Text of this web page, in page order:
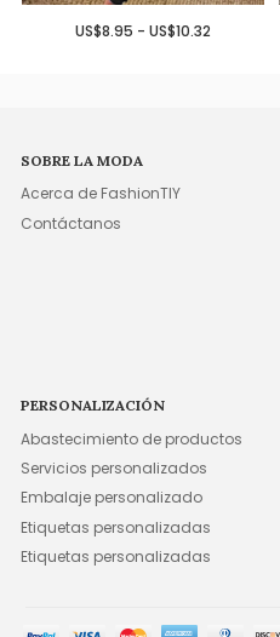
US$8.95 - US$10.32
SOBRE LA MODA
Acerca de FashionTIY
Contáctanos
PERSONALIZACIÓN
Abastecimiento de productos
Servicios personalizados
Embalaje personalizado
Etiquetas personalizadas
Etiquetas personalizadas